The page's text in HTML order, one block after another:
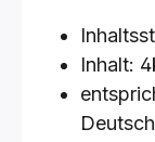
Inhalt: